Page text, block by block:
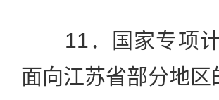
11．国家专项计
面向江苏省部分地